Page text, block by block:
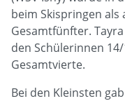
beim Skispringen
Gesamtfünfter.
den Schülerinnen
Gesamtvierte.
Bei den Kleinsten